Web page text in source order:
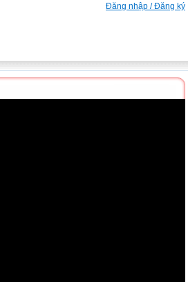
Đăng nhập / Đăng ký